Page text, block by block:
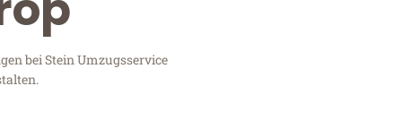
bei Stein Umzugsservice